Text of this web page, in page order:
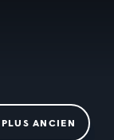
PLUS ANCIEN